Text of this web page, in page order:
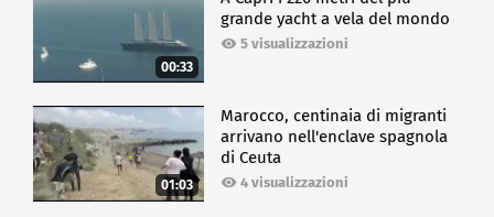
00:33
grande yacht a vela del mondo
5 visualizzazioni
01:03
Marocco, centinaia di migranti
arrivano nell'enclave spagnola
di Ceuta
4 visualizzazioni